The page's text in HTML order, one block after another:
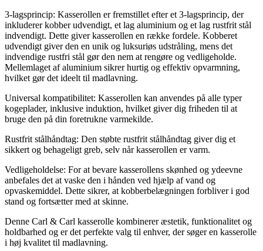
3-lagsprincip: Kasserollen er fremstillet efter et 3-lagsprincip, der
inkluderer kobber udvendigt, et lag aluminium og et lag rustfrit stål
indvendigt. Dette giver kasserollen en række fordele. Kobberet
udvendigt giver den en unik og luksuriøs udstråling, mens det
indvendige rustfri stål gør den nem at rengøre og vedligeholde.
Mellemlaget af aluminium sikrer hurtig og effektiv opvarmning,
hvilket gør det ideelt til madlavning.
Universal kompatibilitet: Kasserollen kan anvendes på alle typer
kogeplader, inklusive induktion, hvilket giver dig friheden til at
bruge den på din foretrukne varmekilde.
Rustfrit stålhåndtag: Den støbte rustfrit stålhåndtag giver dig et
sikkert og behageligt greb, selv når kasserollen er varm.
Vedligeholdelse: For at bevare kasserollens skønhed og ydeevne
anbefales det at vaske den i hånden ved hjælp af vand og
opvaskemiddel. Dette sikrer, at kobberbelægningen forbliver i god
stand og fortsætter med at skinne.
Denne Carl & Carl kasserolle kombinerer æstetik, funktionalitet og
holdbarhed og er det perfekte valg til enhver, der søger en kasserolle
i høj kvalitet til madlavning.